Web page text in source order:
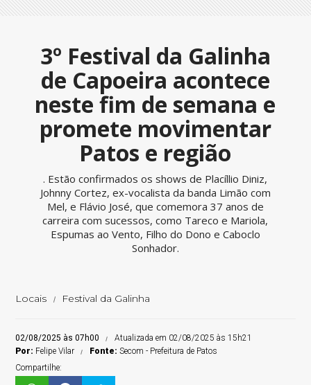
3º Festival da Galinha
de Capoeira acontece
neste fim de semana e
promete movimentar
Patos e região
. Estão confirmados os shows de Placíllio Diniz,
Johnny Cortez, ex-vocalista da banda Limão com
Mel, e Flávio José, que comemora 37 anos de
carreira com sucessos, como Tareco e Mariola,
Espumas ao Vento, Filho do Dono e Caboclo
Sonhador.
Locais Festival da Galinha
02/08/2025 às 07h00
Atualizada em 02/08/2025 às 15h21
Por: Felipe Vilar Fonte:Secom - Prefeitura de Patos
Compartilhe: